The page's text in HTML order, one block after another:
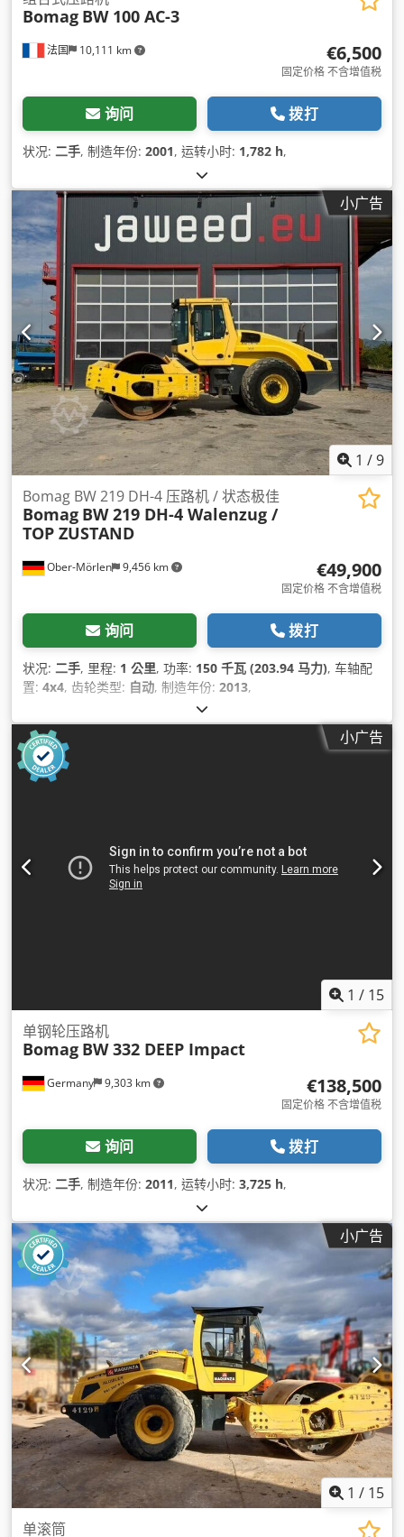
法国 10,111 km
Bomag BW 100 AC-3
€6,500
固定价格 不含增值税
询问 拨打
状况: 二手, 制造年份: 2001, 运转小时: 1,782 h,
小广告
1 /9
Ober-Mörlen 9,456 km
Bomag BW 219 DH-4 压路机 / 状态极佳
Bomag BW 219 DH-4 Walenzug /
TOP ZUSTAND
€49,900
固定价格 不含增值税
询问 拨打
状况: 二手, 里程: 1 公里, 功率: 150 千瓦 (203.94 马力), 车轴配
置: 4x4, 齿轮类型: 自动, 制造年份: 2013,
小广告
1 / 15
Germany 9,303 km
单钢轮压路机
Bomag BW 332 DEEP Impact
€138,500
固定价格 不含增值税
询问 拨打
状况: 二手, 制造年份: 2011, 运转小时: 3,725 h,
小广告
1 / 15
单滚筒